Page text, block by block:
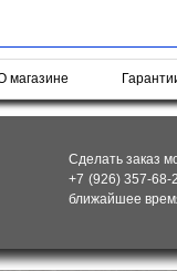
магазине
Сделать заказ
+7 (926) 357-
ближайшее